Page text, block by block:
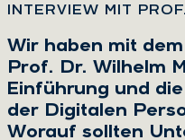
INTERVIEW MIT
Wir haben mit
Prof. Dr. Wilhelm
Einführung und
der Digitalen
Worauf sollten